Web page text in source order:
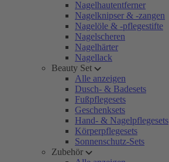
Nagelhautentferner
Nagelknipser & -zangen
Nagelöle & -pflegestifte
Nagelscheren
Nagelhärter
Nagellack
Beauty Set
Alle anzeigen
Dusch- & Badesets
Fußpflegesets
Geschenksets
Hand- & Nagelpflegesets
Körperpflegesets
Sonnenschutz-Sets
Zubehör